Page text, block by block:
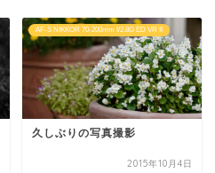
AF-S NIKKOR 70-200mm f/2.8G ED VR II
久しぶりの写真撮影
2015年10月4日